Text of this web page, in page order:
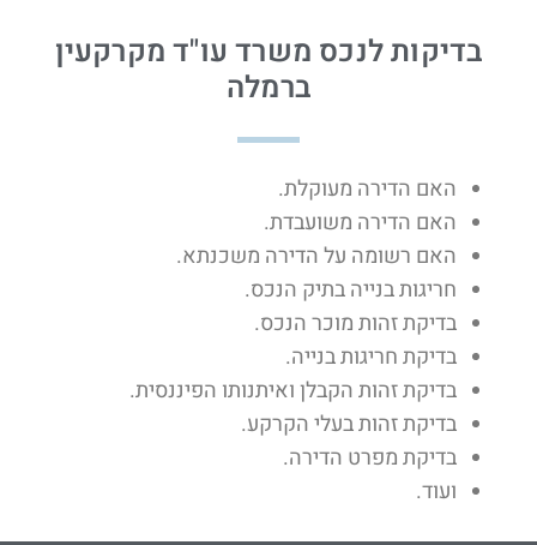
בדיקות לנכס משרד עו"ד מקרקעין
ברמלה
האם הדירה מעוקלת.
האם הדירה משועבדת.
האם רשומה על הדירה משכנתא.
חריגות בנייה בתיק הנכס.
בדיקת זהות מוכר הנכס.
בדיקת חריגות בנייה.
בדיקת זהות הקבלן ואיתנותו הפיננסית.
בדיקת זהות בעלי הקרקע.
בדיקת מפרט הדירה.
ועוד.